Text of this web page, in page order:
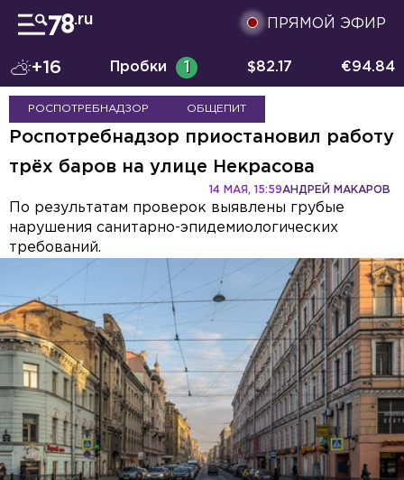
ПРЯМОЙ ЭФИР
+16 Пробки 1 $82.17 €94.84
РОСПОТРЕБНАДЗОР ОБЩЕПИТ
Роспотребнадзор приостановил работу
трёх баров на улице Некрасова
АНДРЕЙ МАКАРОВ
14 МАЯ, 15:59
По результатам проверок выявлены грубые
нарушения санитарно-эпидемиологических
требований.